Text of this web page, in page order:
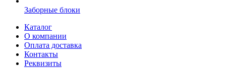
Заборные блоки
Каталог
О компании
Оплата доставка
Контакты
Реквизиты